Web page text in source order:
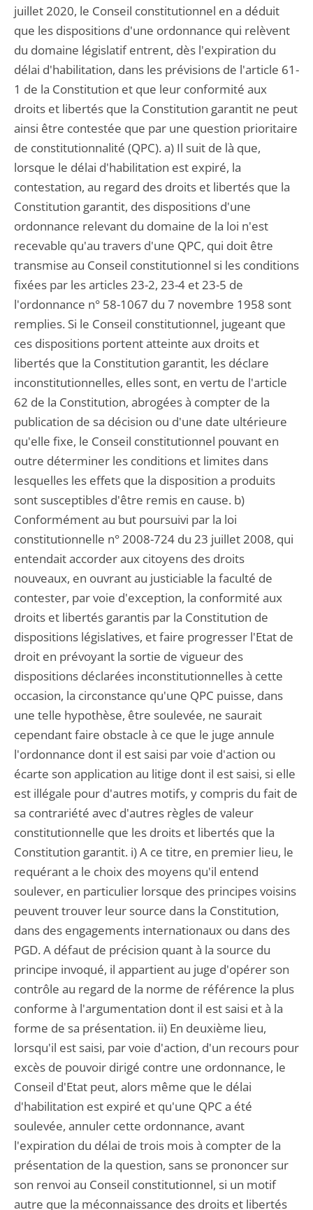
juillet 2020, le Conseil constitutionnel en a déduit
que les dispositions d'une ordonnance qui relèvent
du domaine législatif entrent, dès l'expiration du
délai d'habilitation, dans les prévisions de l'article 61-
1 de la Constitution et que leur conformité aux
droits et libertés que la Constitution garantit ne peut
ainsi être contestée que par une question prioritaire
de constitutionnalité (QPC). a) Il suit de là que,
lorsque le délai d'habilitation est expiré, la
contestation, au regard des droits et libertés que la
Constitution garantit, des dispositions d'une
ordonnance relevant du domaine de la loi n'est
recevable qu'au travers d'une QPC, qui doit être
transmise au Conseil constitutionnel si les conditions
fixées par les articles 23-2, 23-4 et 23-5 de
l'ordonnance n° 58-1067 du 7 novembre 1958 sont
remplies. Si le Conseil constitutionnel, jugeant que
ces dispositions portent atteinte aux droits et
libertés que la Constitution garantit, les déclare
inconstitutionnelles, elles sont, en vertu de l'article
62 de la Constitution, abrogées à compter de la
publication de sa décision ou d'une date ultérieure
qu'elle fixe, le Conseil constitutionnel pouvant en
outre déterminer les conditions et limites dans
lesquelles les effets que la disposition a produits
sont susceptibles d'être remis en cause. b)
Conformément au but poursuivi par la loi
constitutionnelle n° 2008-724 du 23 juillet 2008, qui
entendait accorder aux citoyens des droits
nouveaux, en ouvrant au justiciable la faculté de
contester, par voie d'exception, la conformité aux
droits et libertés garantis par la Constitution de
dispositions législatives, et faire progresser l'Etat de
droit en prévoyant la sortie de vigueur des
dispositions déclarées inconstitutionnelles à cette
occasion, la circonstance qu'une QPC puisse, dans
une telle hypothèse, être soulevée, ne saurait
cependant faire obstacle à ce que le juge annule
l'ordonnance dont il est saisi par voie d'action ou
écarte son application au litige dont il est saisi, si elle
est illégale pour d'autres motifs, y compris du fait de
sa contrariété avec d'autres règles de valeur
constitutionnelle que les droits et libertés que la
Constitution garantit. i) A ce titre, en premier lieu, le
requérant a le choix des moyens qu'il entend
soulever, en particulier lorsque des principes voisins
peuvent trouver leur source dans la Constitution,
dans des engagements internationaux ou dans des
PGD. A défaut de précision quant à la source du
principe invoqué, il appartient au juge d'opérer son
contrôle au regard de la norme de référence la plus
conforme à l'argumentation dont il est saisi et à la
forme de sa présentation. ii) En deuxième lieu,
lorsqu'il est saisi, par voie d'action, d'un recours pour
excès de pouvoir dirigé contre une ordonnance, le
Conseil d'Etat peut, alors même que le délai
d'habilitation est expiré et qu'une QPC a été
soulevée, annuler cette ordonnance, avant
l'expiration du délai de trois mois à compter de la
présentation de la question, sans se prononcer sur
son renvoi au Conseil constitutionnel, si un motif
autre que la méconnaissance des droits et libertés